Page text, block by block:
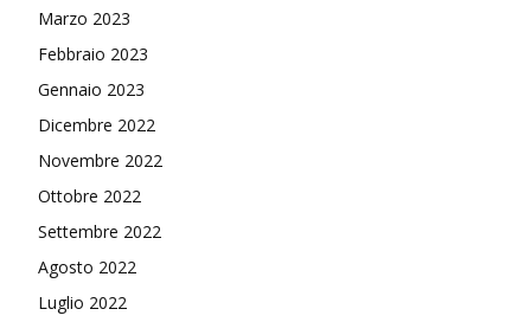
Marzo 2023
Febbraio 2023
Gennaio 2023
Dicembre 2022
Novembre 2022
Ottobre 2022
Settembre 2022
Agosto 2022
Luglio 2022